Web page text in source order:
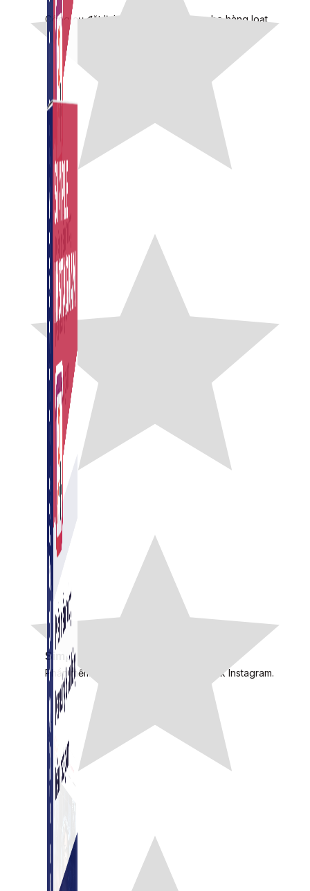
Simple Instagram
Phần mềm gửi follow, nhắn tin, nuôi nick Instagram.
Công cụ đặt lịch, đăng bài tự động cho hàng loạt
Fanpage.